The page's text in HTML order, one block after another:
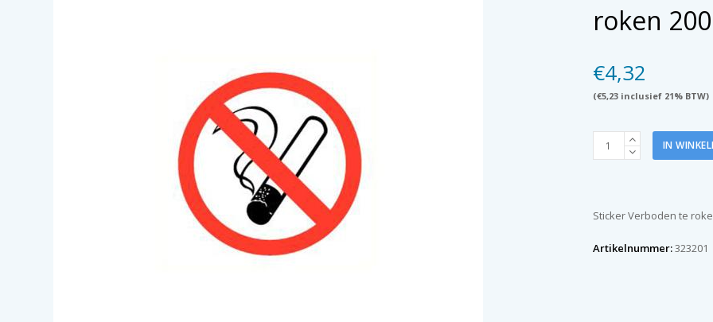
roken
€4,32
(€5,23inclusief 21% BTW)
Pictogram
sticker
200
aantal
IN
Sticker Verboden te
Artikelnummer:323201